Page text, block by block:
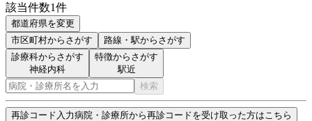
該当件数1件
都道府県を変更
市区町村からさがす 路線・駅からさがす
診療科からさがす
神経内科
特徴からさがす
駅近
検索
再診コード入力病院・診療所から再診コードを受け取った方はこちら